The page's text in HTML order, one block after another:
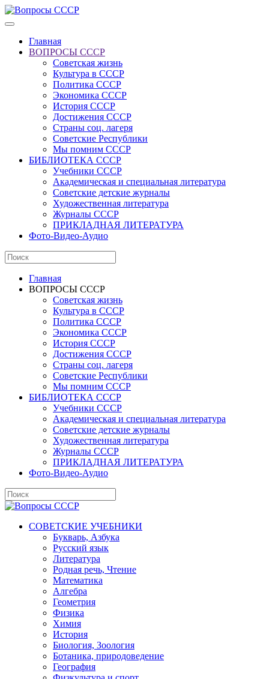
Главная
ВОПРОСЫ СССР
Советская жизнь
Культура в СССР
Политика СССР
Экономика СССР
История СССР
Достижения СССР
Страны соц. лагеря
Советские Республики
Мы помним СССР
БИБЛИОТЕКА СССР
Учебники СССР
Академическая и специальная литература
Советские детские журналы
Художественная литература
Журналы СССР
ПРИКЛАДНАЯ ЛИТЕРАТУРА
Фото-Видео-Аудио
Главная
ВОПРОСЫ СССР
Советская жизнь
Культура в СССР
Политика СССР
Экономика СССР
История СССР
Достижения СССР
Страны соц. лагеря
Советские Республики
Мы помним СССР
БИБЛИОТЕКА СССР
Учебники СССР
Академическая и специальная литература
Советские детские журналы
Художественная литература
Журналы СССР
ПРИКЛАДНАЯ ЛИТЕРАТУРА
Фото-Видео-Аудио
СОВЕТСКИЕ УЧЕБНИКИ
Букварь, Азбука
Русский язык
Литература
Родная речь, Чтение
Математика
Алгебра
Геометрия
Физика
Химия
История
Биология, Зоология
Ботаника, природоведение
География